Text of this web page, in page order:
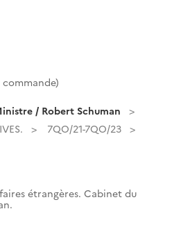
/ Robert Schuman
7QO/21-7QO/23
étrangères. Cabinet du